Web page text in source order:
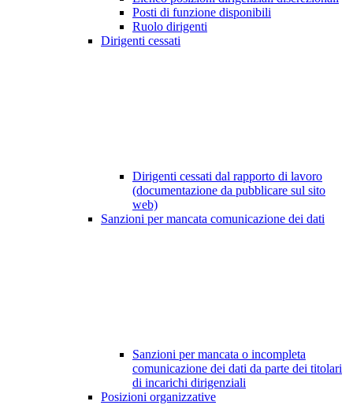
Posti di funzione disponibili
Ruolo dirigenti
Dirigenti cessati
Dirigenti cessati dal rapporto di lavoro
(documentazione da pubblicare sul sito
web)
Sanzioni per mancata comunicazione dei dati
Sanzioni per mancata o incompleta
comunicazione dei dati da parte dei titolari
di incarichi dirigenziali
Posizioni organizzative